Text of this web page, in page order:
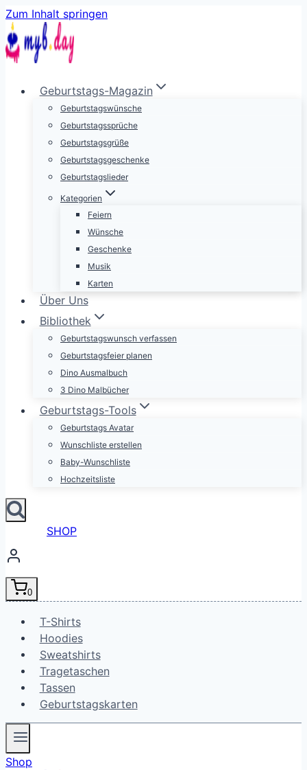
Zum Inhalt springen
Geburtstags-Magazin
Geburtstagswünsche
Geburtstagssprüche
Geburtstagsgrüße
Geburtstagsgeschenke
Geburtstagslieder
Kategorien
Feiern
Wünsche
Geschenke
Musik
Karten
Über Uns
Bibliothek
Geburtstagswunsch verfassen
Geburtstagsfeier planen
Dino Ausmalbuch
3 Dino Malbücher
Geburtstags-Tools
Geburtstags Avatar
Wunschliste erstellen
Baby-Wunschliste
Hochzeitsliste
SHOP
0
T-Shirts
Hoodies
Sweatshirts
Tragetaschen
Tassen
Geburtstagskarten
Shop